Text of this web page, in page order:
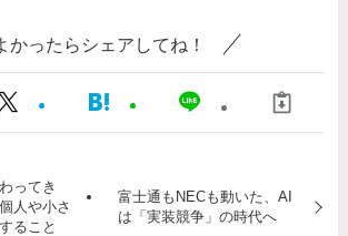
かったらシェアしてね！
ってき
人や小さ
ること
富士通もNECも動いた、AI
は「実装競争」の時代へ